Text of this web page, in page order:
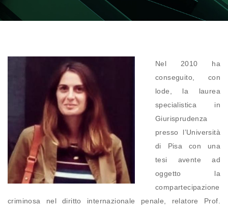
Nel 2010 ha
conseguito, con
lode, la laurea
specialistica in
Giurisprudenza
presso l’Università
di Pisa con una
tesi avente ad
oggetto la
compartecipazione
criminosa nel diritto internazionale penale, relatore Prof.